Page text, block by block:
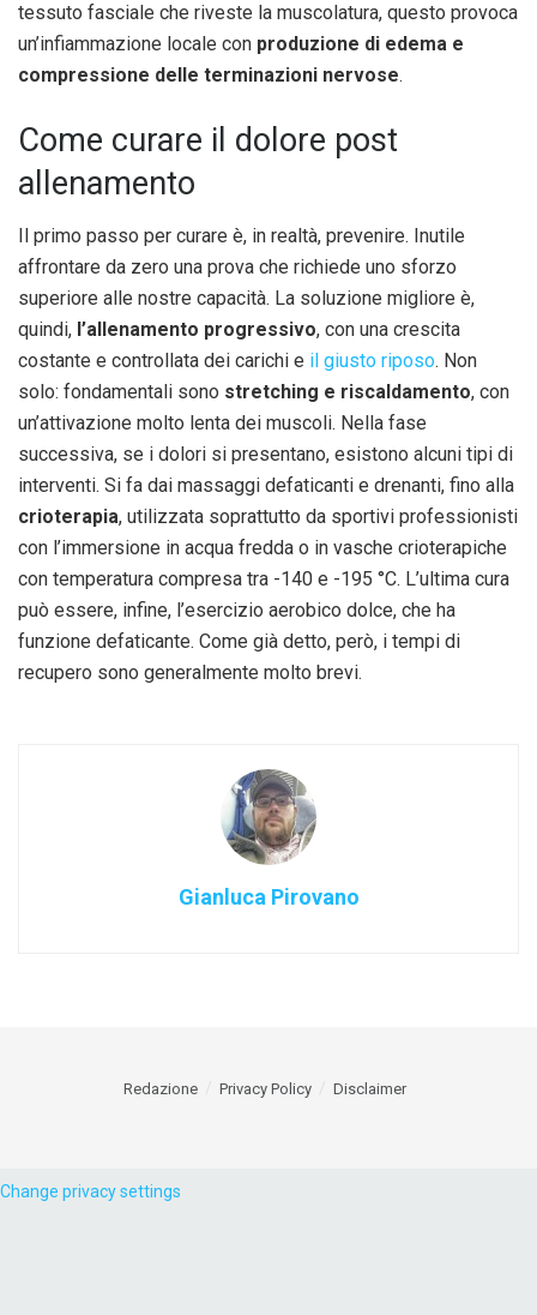
tessuto fasciale che riveste la muscolatura, questo provoca
un’infiammazione locale con produzione di edema e
compressione delle terminazioni nervose.
Come curare il dolore post
allenamento
Il primo passo per curare è, in realtà, prevenire. Inutile
affrontare da zero una prova che richiede uno sforzo
superiore alle nostre capacità. La soluzione migliore è,
quindi, l’allenamento progressivo, con una crescita
costante e controllata dei carichi e il giusto riposo. Non
solo: fondamentali sono stretching e riscaldamento, con
un’attivazione molto lenta dei muscoli. Nella fase
successiva, se i dolori si presentano, esistono alcuni tipi di
interventi. Si fa dai massaggi defaticanti e drenanti, fino alla
crioterapia, utilizzata soprattutto da sportivi professionisti
con l’immersione in acqua fredda o in vasche crioterapiche
con temperatura compresa tra -140 e -195 °C. L’ultima cura
può essere, infine, l’esercizio aerobico dolce, che ha
funzione defaticante. Come già detto, però, i tempi di
recupero sono generalmente molto brevi.
Gianluca Pirovano
Redazione Privacy Policy Disclaimer
Change privacy settings